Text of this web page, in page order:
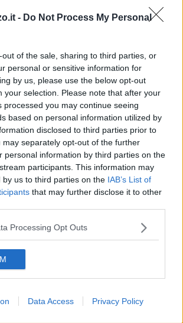
- Do Not Process My Personal
out of the sale, sharing to third parties, or
personal or sensitive information for
by us, please use the below opt-out
your selection. Please note that after your
processed you may continue seeing
based on personal information utilized by
disclosed to third parties prior to
may separately opt-out of the further
personal information by third parties on the
participants. This information may
by us to third parties on the IAB’s List of
that may further disclose it to other
Processing Opt Outs
Data Access Privacy Policy
gasolio, gpl, ecco dove risparmiare
519 casi nell'Aretino, morto un uomo
295 nuovi casi in 31 Comuni
gasolio, gpl, ecco dove risparmiare
casi Covid nell'Aretino, morta una donna
gasolio, gpl, ecco dove risparmiare
altri 58 casi su 420 tamponi
nuovi casi nell'Aretino e nessun
327 nuovi casi in provincia di Arezzo